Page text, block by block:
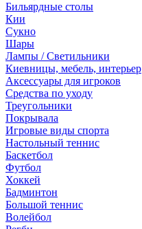
Бильярдные столы
Кии
Сукно
Шары
Лампы / Светильники
Киевницы, мебель, интерьер
Аксессуары для игроков
Средства по уходу
Треугольники
Покрывала
Игровые виды спорта
Настольный теннис
Баскетбол
Футбол
Хоккей
Бадминтон
Большой теннис
Волейбол